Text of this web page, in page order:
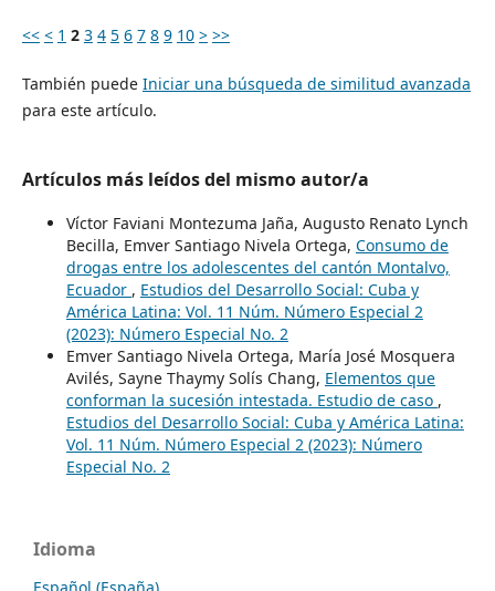
<< < 1 2 3 4 5 6 7 8 9 10 > >>
También puede Iniciar una búsqueda de similitud avanzada
para este artículo.
Artículos más leídos del mismo autor/a
Víctor Faviani Montezuma Jaña, Augusto Renato Lynch
Becilla, Emver Santiago Nivela Ortega, Consumo de
drogas entre los adolescentes del cantón Montalvo,
Ecuador , Estudios del Desarrollo Social: Cuba y
América Latina: Vol. 11 Núm. Número Especial 2
(2023): Número Especial No. 2
Emver Santiago Nivela Ortega, María José Mosquera
Avilés, Sayne Thaymy Solís Chang, Elementos que
conforman la sucesión intestada. Estudio de caso ,
Estudios del Desarrollo Social: Cuba y América Latina:
Vol. 11 Núm. Número Especial 2 (2023): Número
Especial No. 2
Idioma